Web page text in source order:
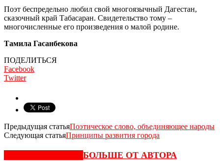
Поэт беспредельно любил свой многоязычный Дагестан,
сказочный край Табасаран. Свидетельство тому –
многочисленные его произведения о малой родине.
Тамила Гасанбекова
ПОДЕЛИТЬСЯ
Facebook
Twitter
Предыдущая статьяПоэтическое слово, объединяющее народы
Следующая статьяПринципы развития города
БОЛЬШЕ ОТ АВТОРА